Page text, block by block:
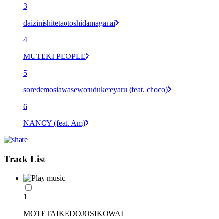
3
daizinishitetaotoshidamaganai
4
MUTEKI PEOPLE
5
soredemosiawasewotuduketeyaru (feat. choco)
6
NANCY (feat. Am)
Track List
1
MOTETAIKEDOJOSIKOWAI